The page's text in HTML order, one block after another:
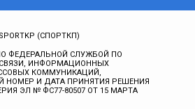
(СПОРТКП)
ФЕДЕРАЛЬНОЙ СЛУЖБОЙ ПО
ИНФОРМАЦИОННЫХ
КОММУНИКАЦИЙ,
НОМЕР И ДАТА ПРИНЯТИЯ РЕШЕНИЯ
ЭЛ № ФС77-80507 ОТ 15 МАРТА